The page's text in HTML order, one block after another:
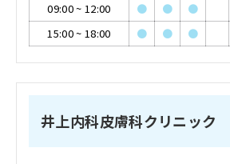
09:00~ 12:00 ● ● ●
15:00~ 18:00 ● ● ●
井上内科皮膚科クリニック